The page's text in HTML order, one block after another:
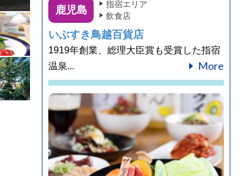
鹿児島
指宿エリア
飲食店
いぶすき鳥越百貨店
1919年創業、総理大臣賞も受賞した指宿
温泉...
More